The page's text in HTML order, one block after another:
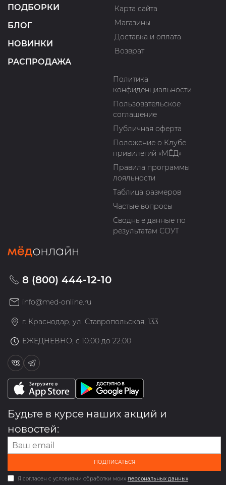
ПОДБОРКИ
БЛОГ
НОВИНКИ
РАСПРОДАЖА
Карта сайта
Магазины
Доставка и оплата
Возврат
Политика
конфиденциальности
Пользовательское
соглашение
Публичная оферта
Положение о Клубе
привилегий «МЁД»
Правила программы
лояльности
Таблица размеров
Частые вопросы
Сводные данные по
результатам СОУТ
8 (800) 444-12-10
info@med-online.ru
г. Краснодар, ул. Ставропольская, 133
ЕЖЕДНЕВНО, с 10:00 до 22:00
Будьте в курсе наших акций и
новостей:
ПОДПИСАТЬСЯ
Я согласен с условиями обработки моих персональных данных